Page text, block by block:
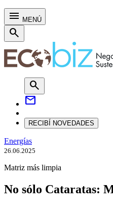
menu MENÚ
search
search
mail
RECIBÍ NOVEDADES
Energías
26.06.2025
Matriz más limpia
No sólo Cataratas: